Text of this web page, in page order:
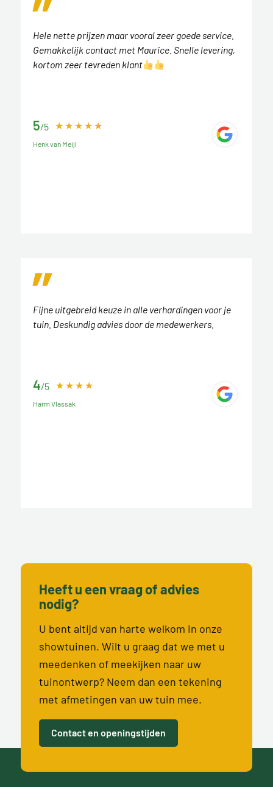
Hele nette prijzen maar vooral zeer goede service.
Gemakkelijk contact met Maurice. Snelle levering,
kortom zeer tevreden klant
5/5
Henk van Meijl
Fijne uitgebreid keuze in alle verhardingen voor je
tuin. Deskundig advies door de medewerkers.
4/5
Harm Vlassak
Heeft u een vraag of advies
nodig?
U bent altijd van harte welkom in onze
showtuinen. Wilt u graag dat we met u
meedenken of meekijken naar uw
tuinontwerp? Neem dan een tekening
met afmetingen van uw tuin mee.
Contact en openingstijden